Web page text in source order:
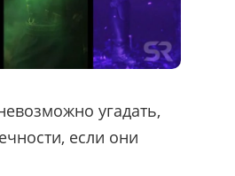
угадать,
если они